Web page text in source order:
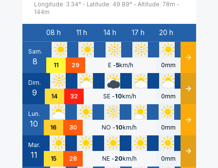
Longitude: 3.34° - Latitude: 49.89° - Altitude: 78m -
144m
Date
08 h 11 h 14 h 17 h 20 h
Sam.
8 11 29 E -5km/h 0mm Détails
Dim.
9 14 32 SE -10km/h 0mm Détails
Lun.
10 16 30 NO -10km/h 0mm Détails
Mar.
11 15 28 NE -20km/h 0mm Détails